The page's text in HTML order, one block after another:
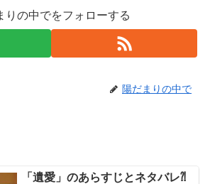
りの中でをフォローする
陽だまりの中で
「遺愛」のあらすじとネタバレ⁈